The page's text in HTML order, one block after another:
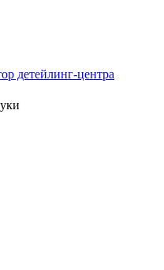
детейлинг-центра